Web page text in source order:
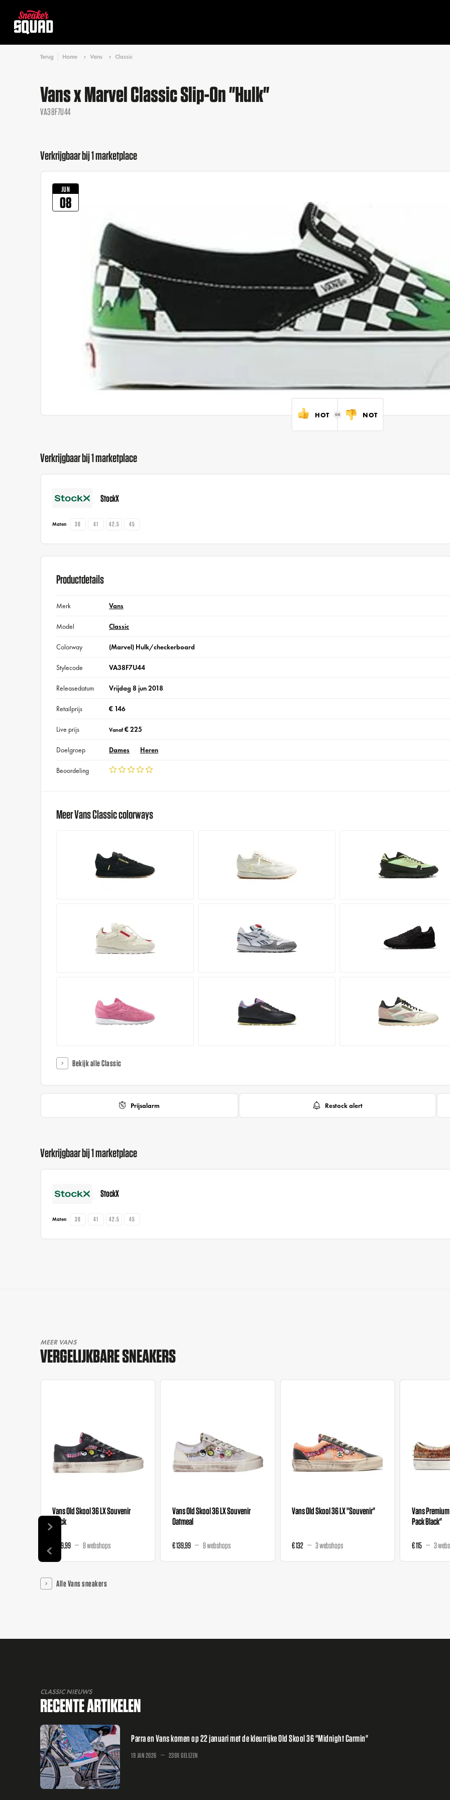
Terug Home Vans Classic
Vans x Marvel Classic Slip-On "Hulk"
VA38F7U44
Verkrijgbaar bij 1 marketplace
JUN
08
HOT NOT
Verkrijgbaar bij 1 marketplace
StockX
Maten 38 41 42.5 45
Productdetails
Merk Vans
Model Classic
Colorway (Marvel) Hulk/checkerboard
Stylecode VA38F7U44
Releasedatum Vrijdag 8 jun 2018
Retailprijs € 146
Live prijs Vanaf€ 225
Doelgroep Dames Heren
Beoordeling
Meer Vans Classic colorways
Bekijk alle Classic
Prijsalarm Restock alert
Verkrijgbaar bij 1 marketplace
StockX
Maten 38 41 42.5 45
MEER VANS
VERGELIJKBARE SNEAKERS
Vans Old Skool 36 LX Souvenir
Black
€ 139,99 8 webshops
Vans Old Skool 36 LX Souvenir
Oatmeal
€ 139,99 8 webshops
Vans Old Skool 36 LX "Souvenir"
€ 132 3 webshops
Vans
Pack Black"
€ 115 3
Alle Vans sneakers
CLASSIC NIEUWS
RECENTE ARTIKELEN
Parra en Vans komen op 22 januari met de kleurrijke Old Skool 36 "Midnight Carmin"
19 JAN 2026 239X GELEZEN